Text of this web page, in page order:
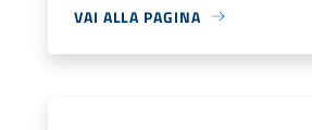
VAI ALLA PAGINA